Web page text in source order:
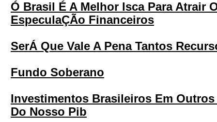
Ó Brasil É A Melhor Isca Para Atrair
EspeculaÇÃo Financeiros
SerÁ Que Vale A Pena Tantos
Fundo Soberano
Investimentos Brasileiros Em Outros
Do Nosso Pib